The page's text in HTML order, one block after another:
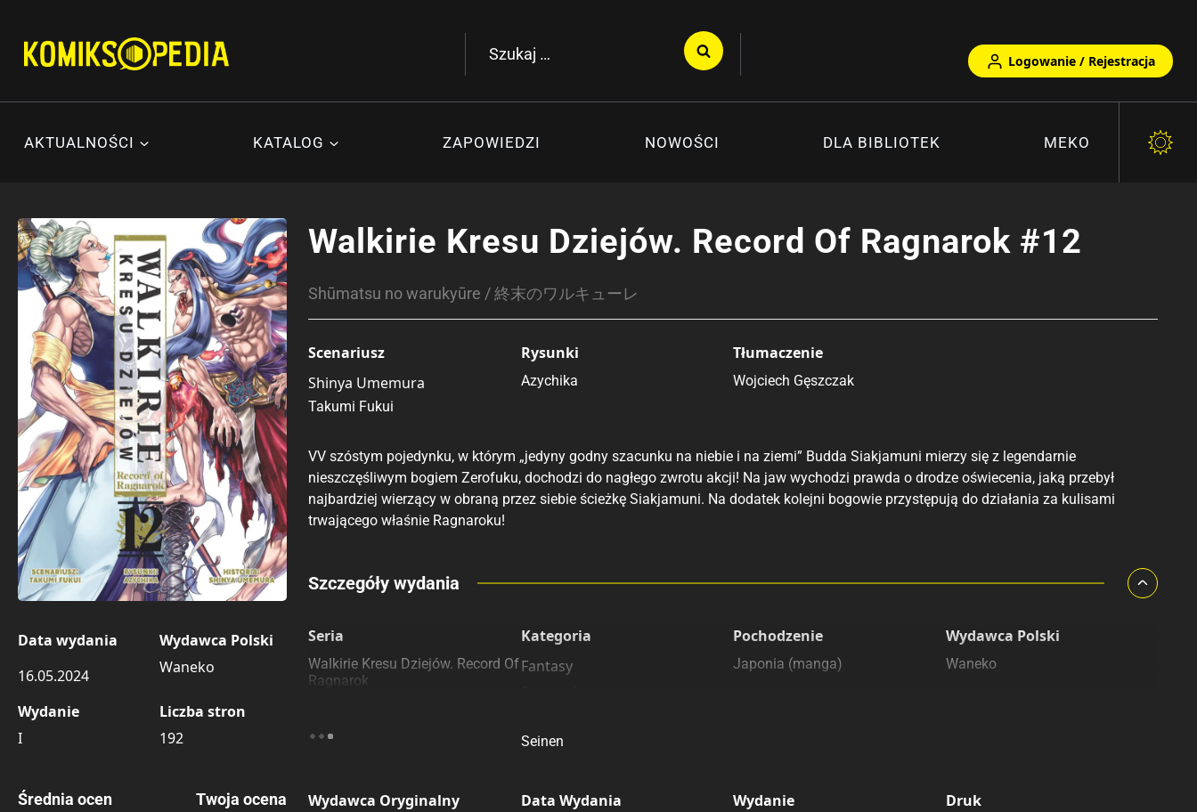
treści
Szukaj:
Logowanie / Rejestracja
AKTUALNOŚCI KATALOG ZAPOWIEDZI NOWOŚCI DLA BIBLIOTEK MEKO
Data wydania
16.05.2024
Wydawca Polski
Waneko
Wydanie
I
Liczba stron
192
Średnia ocen Twoja ocena
Walkirie Kresu Dziejów. Record Of Ragnarok #12
Shūmatsu no warukyūre / 終末のワルキューレ
Scenariusz
Shinya Umemura
Takumi Fukui
Rysunki
Azychika
Tłumaczenie
Wojciech Gęszczak
VV szóstym pojedynku, w którym „jedyny godny szacunku na niebie i na ziemi” Budda Siakjamuni mierzy się z legendarnie
nieszczęśliwym bogiem Zerofuku, dochodzi do nagłego zwrotu akcji! Na jaw wychodzi prawda o drodze oświecenia, jaką przebył
najbardziej wierzący w obraną przez siebie ścieżkę Siakjamuni. Na dodatek kolejni bogowie przystępują do działania za kulisami
trwającego właśnie Ragnaroku!
Porównaj ceny
Szczegóły wydania
Seria
Walkirie Kresu Dziejów. Record Of
Ragnarok
Kategoria
Fantasy
Seinen
Pochodzenie
Japonia (manga)
Wydawca Polski
Waneko
Wydawca Oryginalny Data Wydania Wydanie Druk